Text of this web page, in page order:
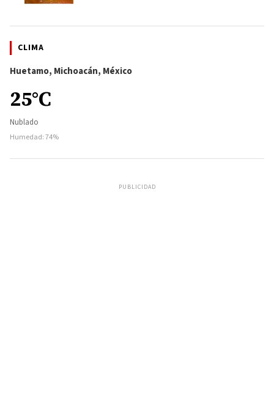
CLIMA
Huetamo, Michoacán, México
25°C
Nublado
Humedad: 74%
PUBLICIDAD